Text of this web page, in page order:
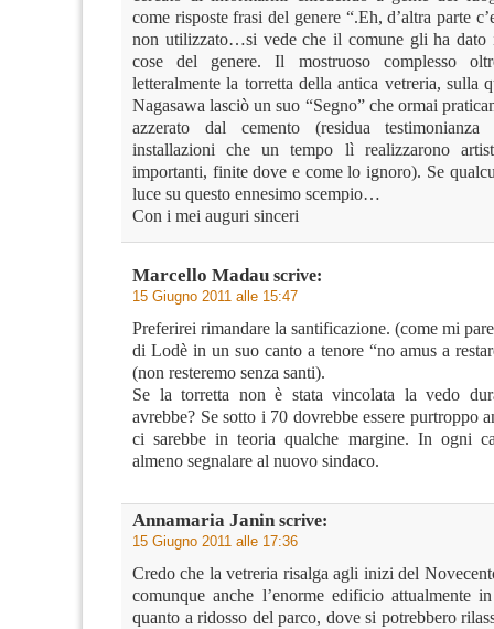
come risposte frasi del genere “.Eh, d’altra parte
non utilizzato…si vede che il comune gli ha dato
cose del genere. Il mostruoso complesso
letteralmente la torretta della antica vetreria, sulla
Nagasawa lasciò un suo “Segno” che ormai
azzerato dal cemento (residua
installazioni che un tempo lì realizzarono
importanti, finite dove e come lo ignoro). Se
luce su questo ennesimo scempio…
Con i mei auguri sinceri
Marcello Madau scrive:
15 Giugno 2011 alle 15:47
Preferirei rimandare la santificazione. (come mi
di Lodè in un suo canto a tenore “no amus a
(non resteremo senza santi).
Se la torretta non è stata vincolata la vedo
avrebbe? Se sotto i 70 dovrebbe essere purtroppo
ci sarebbe in teoria qualche margine. In ogni
almeno segnalare al nuovo sindaco.
Annamaria Janin scrive:
15 Giugno 2011 alle 17:36
Credo che la vetreria risalga agli inizi del
comunque anche l’enorme edificio attualmente
quanto a ridosso del parco, dove si potrebbero